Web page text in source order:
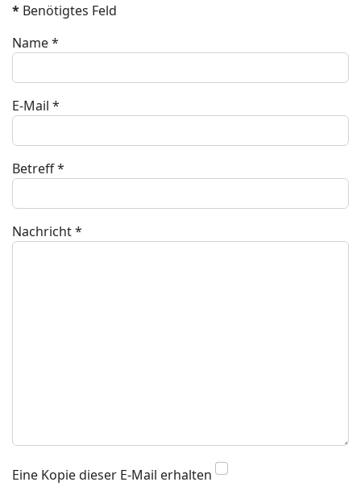
* Benötigtes Feld
Name*
E-Mail *
Betreff*
Nachricht*
Eine Kopie dieser E-Mail erhalten